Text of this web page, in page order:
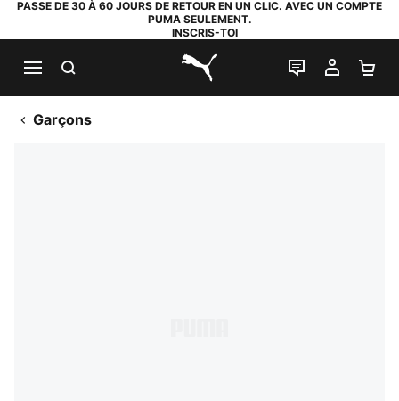
PASSE DE 30 À 60 JOURS DE RETOUR EN UN CLIC. AVEC UN COMPTE
PUMA SEULEMENT.
INSCRIS-TOI
PUMA.com
LIVE CHAT
MON
Garçons